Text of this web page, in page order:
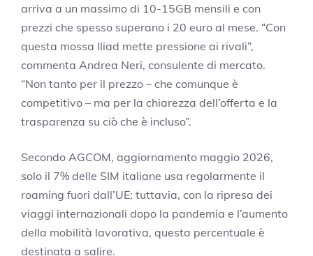
arriva a un massimo di 10-15GB mensili e con
prezzi che spesso superano i 20 euro al mese. “Con
questa mossa Iliad mette pressione ai rivali”,
commenta Andrea Neri, consulente di mercato.
“Non tanto per il prezzo – che comunque è
competitivo – ma per la chiarezza dell’offerta e la
trasparenza su ciò che è incluso”.
Secondo AGCOM, aggiornamento maggio 2026,
solo il 7% delle SIM italiane usa regolarmente il
roaming fuori dall’UE; tuttavia, con la ripresa dei
viaggi internazionali dopo la pandemia e l’aumento
della mobilità lavorativa, questa percentuale è
destinata a salire.